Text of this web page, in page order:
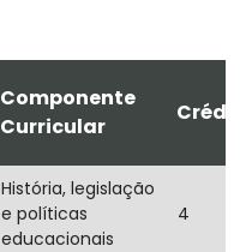
Componente
Curricular
História, legislação
e políticas
educacionais
4